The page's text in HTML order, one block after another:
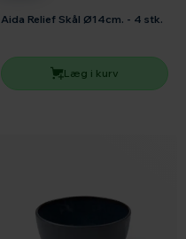
Aida Relief Skål Ø14cm. - 4 stk.
Læg i kurv